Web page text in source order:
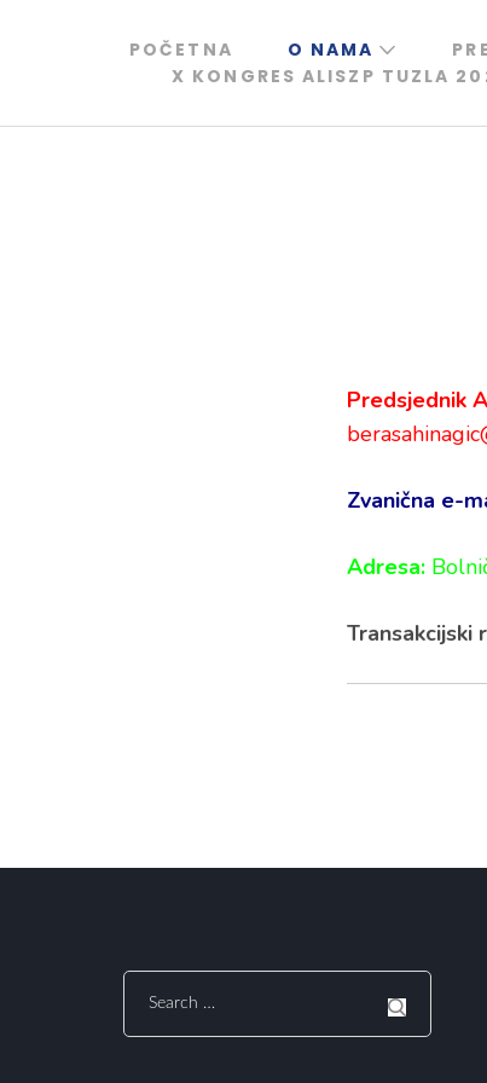
POČETNA O NAMA
X KONGRES ALISZP TUZLA
Predsjednik
Zvanična e-
Adresa:
Transakcijski
Search
for: